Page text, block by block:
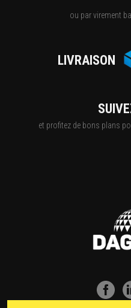
ou par virement
LIVRAISON
et profitez de bons plans